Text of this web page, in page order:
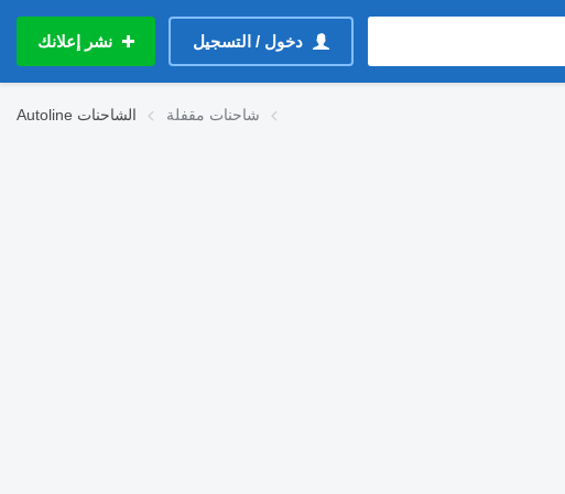
دخول / التسجيل نشر إعلانك
Autoline الشاحنات شاحنات مقفلة